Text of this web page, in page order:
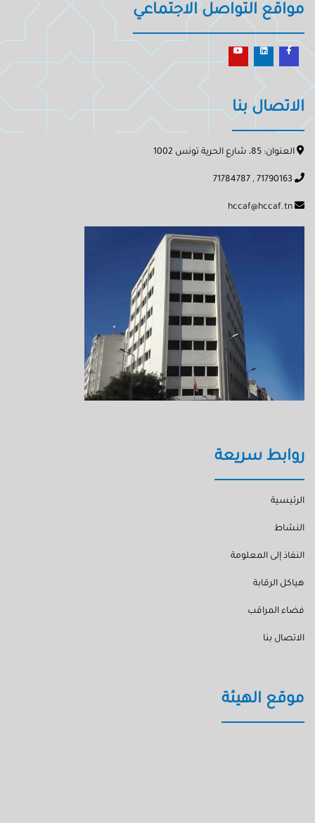
مواقع التواصل الاجتماعي
الاتصال بنا
العنوان: 85، شارع الحرية تونس 1002
روابط سريعة
الرئيسية
النشاط
النفاذ إلى المعلومة
هياكل الرقابة
فضاء المراقب
الاتصال بنا
موقع الهيئة